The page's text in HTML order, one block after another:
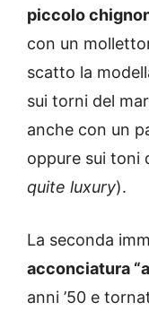
piccolo
con un
scatto la
sui torni del
anche con un
oppure sui toni
quite luxury).
La seconda
acconciatura
anni ’50 e